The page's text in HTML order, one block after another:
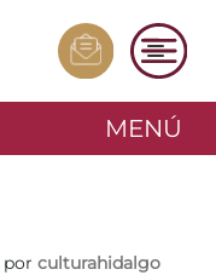
MENÚ
por culturahidalgo